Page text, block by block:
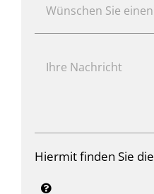
Hiermit finden Sie die